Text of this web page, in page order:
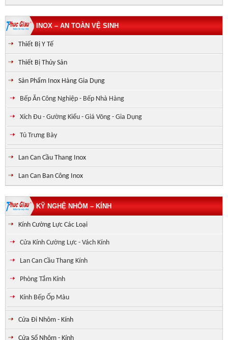
INOX – AN TOÀN VỆ SINH
Thiết Bị Y Tế
Thiết Bị Thủy Sản
Sản Phẩm Inox Hàng Gia Dụng
Bếp Ăn Công Nghiệp - Bếp Nhà Hàng
Xích Đu - Gường Kiểu - Giá Võng - Gia Dụng
Tủ Trưng Bày
Lan Can Cầu Thang Inox
Lan Can Ban Công Inox
KỸ NGHỆ NHÔM – KÍNH
Kính Cường Lực Các Loại
Cửa Kính Cường Lực - Vách Kính
Lan Can Cầu Thang Kính
Phòng Tắm Kính
Kính Bếp Ốp Màu
Cửa Đi Nhôm - Kính
Cửa Sổ Nhôm - Kính